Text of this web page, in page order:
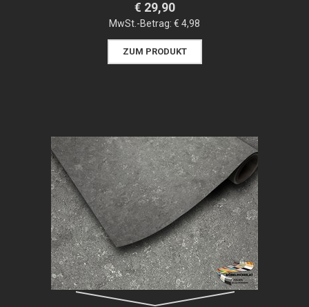
€ 29,90
MwSt.-Betrag: € 4,98
ZUM PRODUKT